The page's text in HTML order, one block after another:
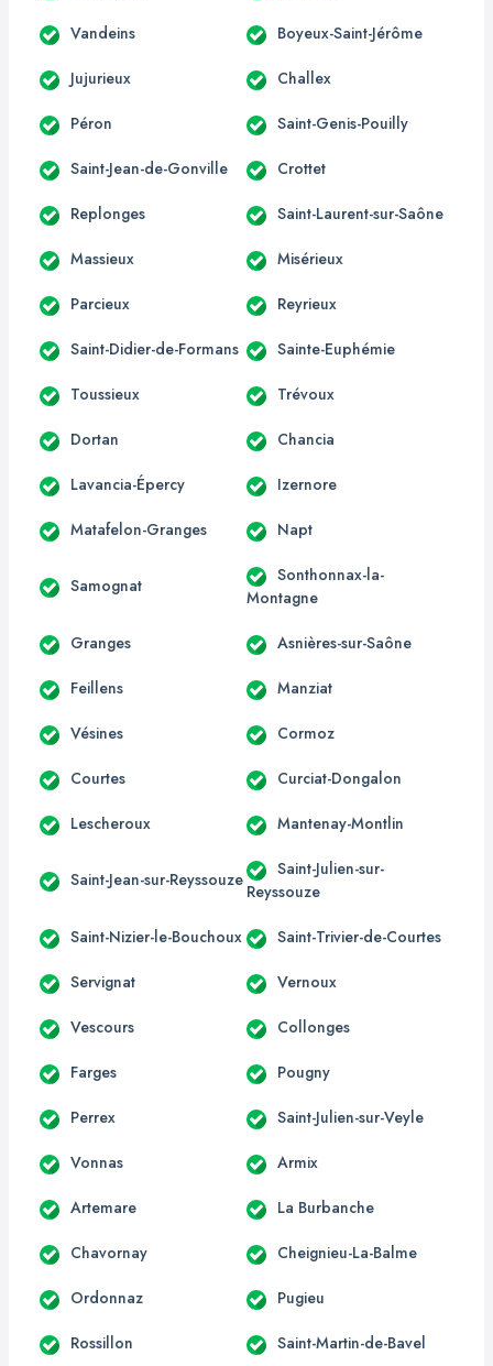
Vandeins Boyeux-Saint-Jérôme
Jujurieux Challex
Péron Saint-Genis-Pouilly
Saint-Jean-de-Gonville Crottet
Replonges Saint-Laurent-sur-Saône
Massieux Misérieux
Parcieux Reyrieux
Saint-Didier-de-Formans Sainte-Euphémie
Toussieux Trévoux
Dortan Chancia
Lavancia-Épercy Izernore
Matafelon-Granges Napt
Samognat
Sonthonnax-la-
Montagne
Granges Asnières-sur-Saône
Feillens Manziat
Vésines Cormoz
Courtes Curciat-Dongalon
Lescheroux Mantenay-Montlin
Saint-Jean-sur-Reyssouze
Saint-Julien-sur-
Reyssouze
Saint-Nizier-le-Bouchoux Saint-Trivier-de-Courtes
Servignat Vernoux
Vescours Collonges
Farges Pougny
Perrex Saint-Julien-sur-Veyle
Vonnas Armix
Artemare La Burbanche
Chavornay Cheignieu-La-Balme
Ordonnaz Pugieu
Rossillon Saint-Martin-de-Bavel